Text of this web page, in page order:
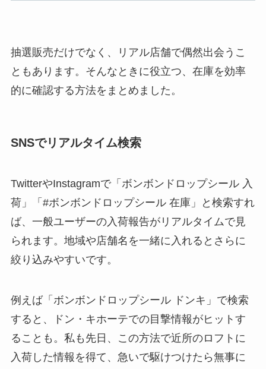
抽選販売だけでなく、リアル店舗で偶然出会うこ
ともあります。そんなときに役立つ、在庫を効率
的に確認する方法をまとめました。
SNSでリアルタイム検索
TwitterやInstagramで「ボンボンドロップシール 入
荷」「#ボンボンドロップシール 在庫」と検索すれ
ば、一般ユーザーの入荷報告がリアルタイムで見
られます。地域や店舗名を一緒に入れるとさらに
絞り込みやすいです。
例えば「ボンボンドロップシール ドンキ」で検索
すると、ドン・キホーテでの目撃情報がヒットす
ることも。私も先日、この方法で近所のロフトに
入荷した情報を得て、急いで駆けつけたら無事に